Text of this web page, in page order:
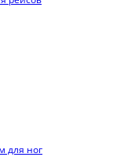
для ног